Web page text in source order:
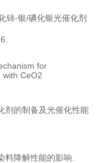
铈-银/碘化银光催化剂
for
CeO2
剂的制备及光催化性能
料降解性能的影响.